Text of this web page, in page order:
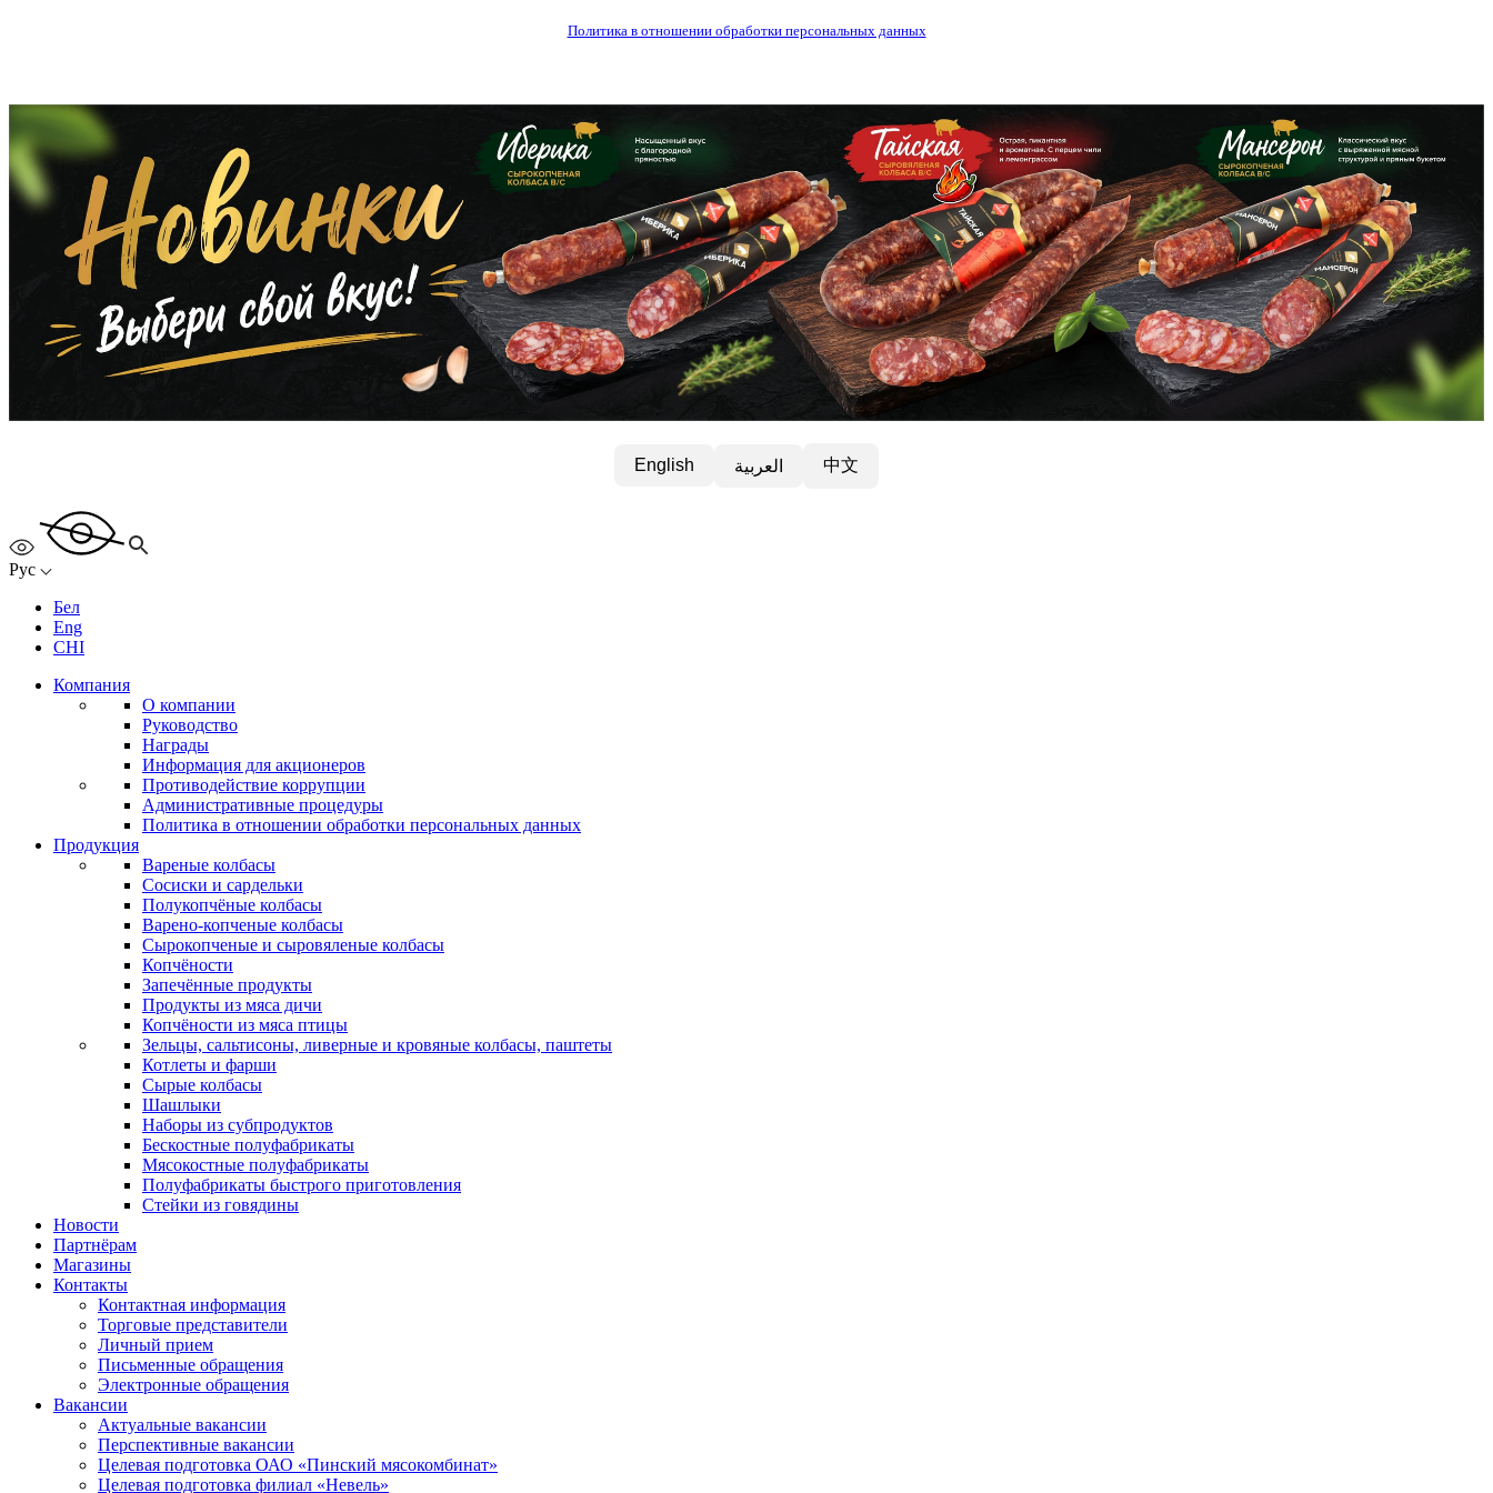
Политика в отношении обработки персональных данных
English العربية 中文
Рус
Бел
Eng
CHI
Компания
О компании
Руководство
Награды
Информация для акционеров
Противодействие коррупции
Административные процедуры
Политика в отношении обработки персональных данных
Продукция
Вареные колбасы
Сосиски и сардельки
Полукопчёные колбасы
Варено-копченые колбасы
Сырокопченые и сыровяленые колбасы
Копчёности
Запечённые продукты
Продукты из мяса дичи
Копчёности из мяса птицы
Зельцы, сальтисоны, ливерные и кровяные колбасы, паштеты
Котлеты и фарши
Сырые колбасы
Шашлыки
Наборы из субпродуктов
Бескостные полуфабрикаты
Мясокостные полуфабрикаты
Полуфабрикаты быстрого приготовления
Стейки из говядины
Новости
Партнёрам
Магазины
Контакты
Контактная информация
Торговые представители
Личный прием
Письменные обращения
Электронные обращения
Вакансии
Актуальные вакансии
Перспективные вакансии
Целевая подготовка ОАО «Пинский мясокомбинат»
Целевая подготовка филиал «Невель»